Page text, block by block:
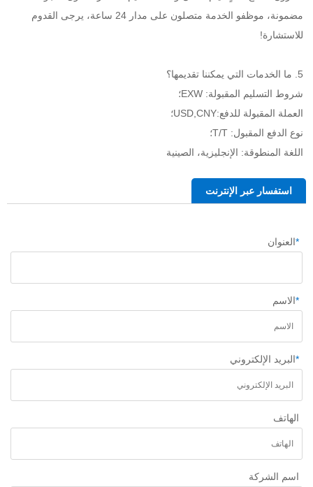
للاستشارة!
5. ما الخدمات التي يمكننا تقديمها؟
شروط التسليم المقبولة: EXW؛
العملة المقبولة للدفع:USD,CNY؛
نوع الدفع المقبول: T/T؛
اللغة المنطوقة: الإنجليزية، الصينية
استفسار عبر الإنترنت
*العنوان
*الاسم
*البريد الإلكتروني
الهاتف
اسم الشركة